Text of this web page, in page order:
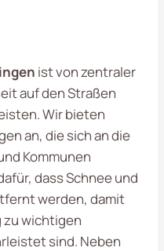
ist von zentraler
auf den Straßen
Wir bieten
an, die sich an die
Kommunen
dass Schnee und
werden, damit
zu wichtigen
sind. Neben